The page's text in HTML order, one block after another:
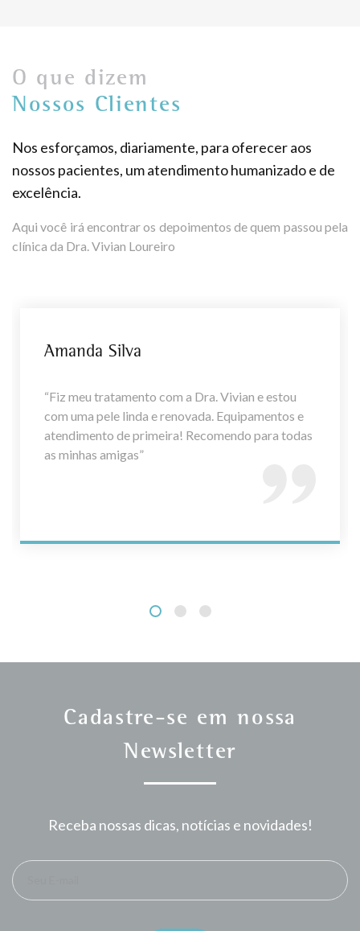
O que dizem
Nossos Clientes
Nos esforçamos, diariamente, para oferecer aos
nossos pacientes, um atendimento humanizado e de
excelência.
Aqui você irá encontrar os depoimentos de quem passou pela
clínica da Dra. Vivian Loureiro
Amanda Silva
“Fiz meu tratamento com a Dra. Vivian e estou
com uma pele linda e renovada. Equipamentos e
atendimento de primeira! Recomendo para todas
as minhas amigas”
Cadastre-se em nossa
Newsletter
Receba nossas dicas, notícias e novidades!